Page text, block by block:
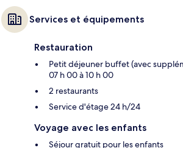
Services et équipements
Restauration
Petit déjeuner buffet (avec
07 h 00 à 10 h 00
2 restaurants
Service d'étage 24 h/24
Voyage avec les enfants
Séjour gratuit pour les enfants